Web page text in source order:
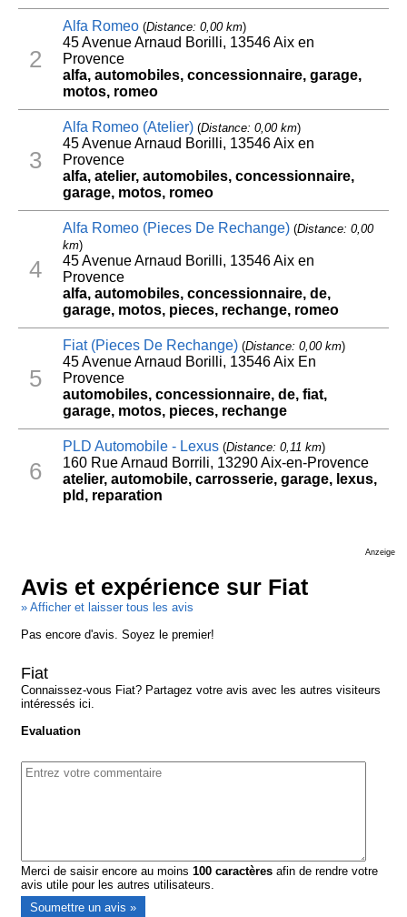
2
Alfa Romeo(Distance: 0,00 km)
45 Avenue Arnaud Borilli, 13546 Aix en
Provence
alfa, automobiles, concessionnaire, garage,
motos, romeo
3
Alfa Romeo (Atelier)(Distance: 0,00 km)
45 Avenue Arnaud Borilli, 13546 Aix en
Provence
alfa, atelier, automobiles, concessionnaire,
garage, motos, romeo
4
Alfa Romeo (Pieces De Rechange)(Distance: 0,00
km)
45 Avenue Arnaud Borilli, 13546 Aix en
Provence
alfa, automobiles, concessionnaire, de,
garage, motos, pieces, rechange, romeo
5
Fiat (Pieces De Rechange)(Distance: 0,00 km)
45 Avenue Arnaud Borilli, 13546 Aix En
Provence
automobiles, concessionnaire, de, fiat,
garage, motos, pieces, rechange
6
PLD Automobile - Lexus(Distance: 0,11 km)
160 Rue Arnaud Borrili, 13290 Aix-en-Provence
atelier, automobile, carrosserie, garage, lexus,
pld, reparation
Anzeige
Avis et expérience sur Fiat
» Afficher et laisser tous les avis
Pas encore d'avis. Soyez le premier!
Fiat
Connaissez-vous Fiat? Partagez votre avis avec les autres visiteurs
intéressés ici.
Evaluation
Merci de saisir encore au moins100 caractères afin de rendre votre
avis utile pour les autres utilisateurs.